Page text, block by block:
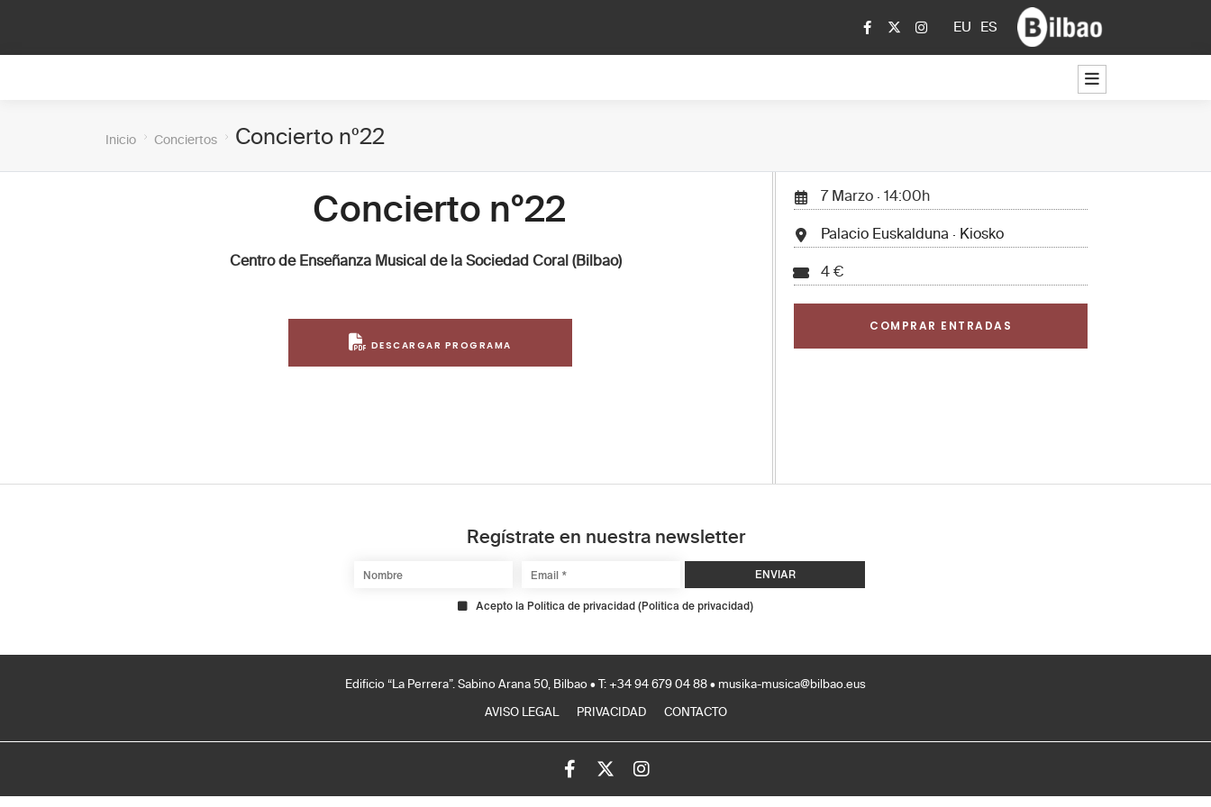
EU ES
Inicio Conciertos Concierto nº22
7 Marzo · 14:00h
Palacio Euskalduna · Kiosko
4 €
COMPRAR ENTRADAS
Concierto nº22
Centro de Enseñanza Musical de la Sociedad Coral (Bilbao)
DESCARGAR PROGRAMA
Regístrate en nuestra newsletter
Acepto la Política de privacidad(Política de privacidad)
Edificio “La Perrera”. Sabino Arana 50, Bilbao • T: +34 94 679 04 88 • musika-musica@bilbao.eus
AVISO LEGAL PRIVACIDAD CONTACTO